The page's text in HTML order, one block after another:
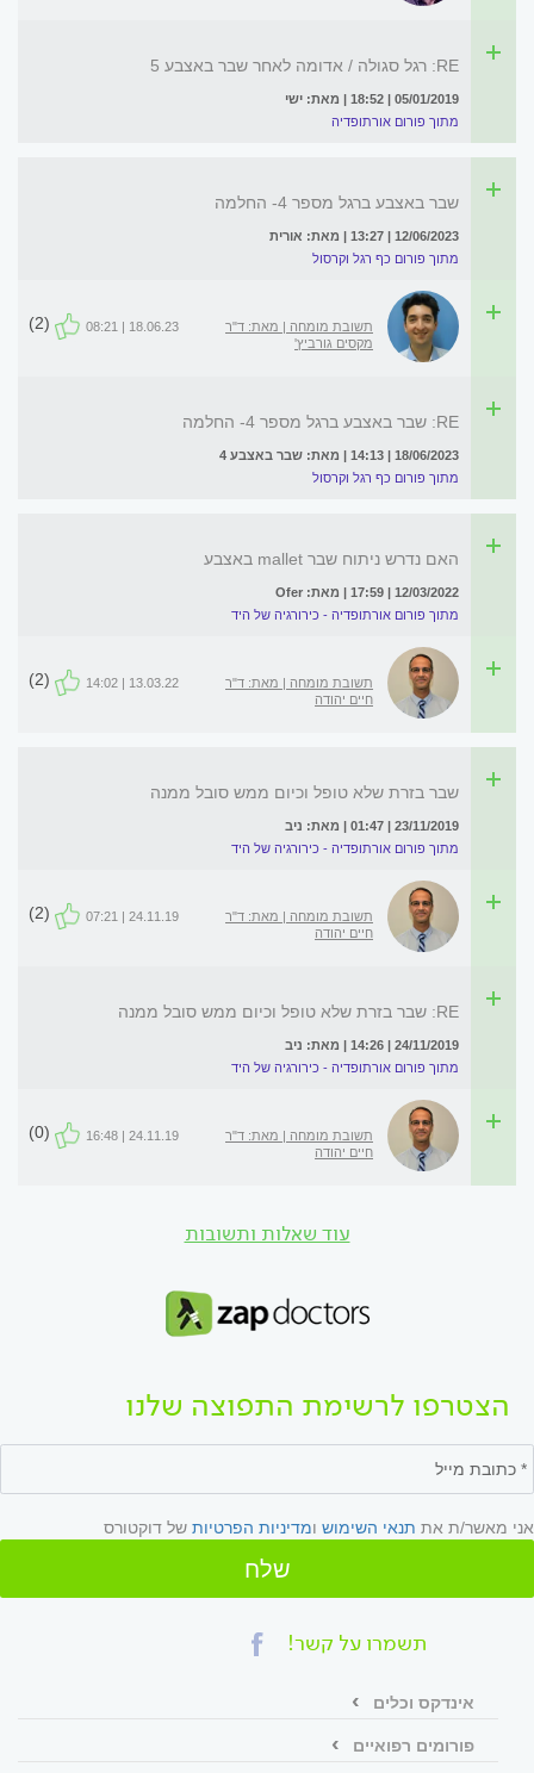
RE: רגל סגולה / אדומה לאחר שבר באצבע 5
05/01/2019 | 18:52 | מאת: ישי
מתוך פורום אורתופדיה
שבר באצבע ברגל מספר 4- החלמה
12/06/2023 | 13:27 | מאת: אורית
מתוך פורום כף רגל וקרסול
תשובת מומחה | מאת: ד"ר
מקסים גורביץ'
18.06.23 | 08:21
(2)
RE: שבר באצבע ברגל מספר 4- החלמה
18/06/2023 | 14:13 | מאת: שבר באצבע 4
מתוך פורום כף רגל וקרסול
האם נדרש ניתוח שבר mallet באצבע
12/03/2022 | 17:59 | מאת: Ofer
מתוך פורום אורתופדיה - כירורגיה של היד
תשובת מומחה | מאת: ד"ר
חיים יהודה
13.03.22 | 14:02
(2)
שבר בזרת שלא טופל וכיום ממש סובל ממנה
23/11/2019 | 01:47 | מאת: ניב
מתוך פורום אורתופדיה - כירורגיה של היד
תשובת מומחה | מאת: ד"ר
חיים יהודה
24.11.19 | 07:21
(2)
RE: שבר בזרת שלא טופל וכיום ממש סובל ממנה
24/11/2019 | 14:26 | מאת: ניב
מתוך פורום אורתופדיה - כירורגיה של היד
תשובת מומחה | מאת: ד"ר
חיים יהודה
24.11.19 | 16:48
(0)
עוד שאלות ותשובות
הצטרפו לרשימת התפוצה שלנו
אני מאשר/ת את תנאי השימוש ומדיניות הפרטיות של דוקטורס
שלח
תשמרו על קשר!
אינדקס וכלים
פורומים רפואיים